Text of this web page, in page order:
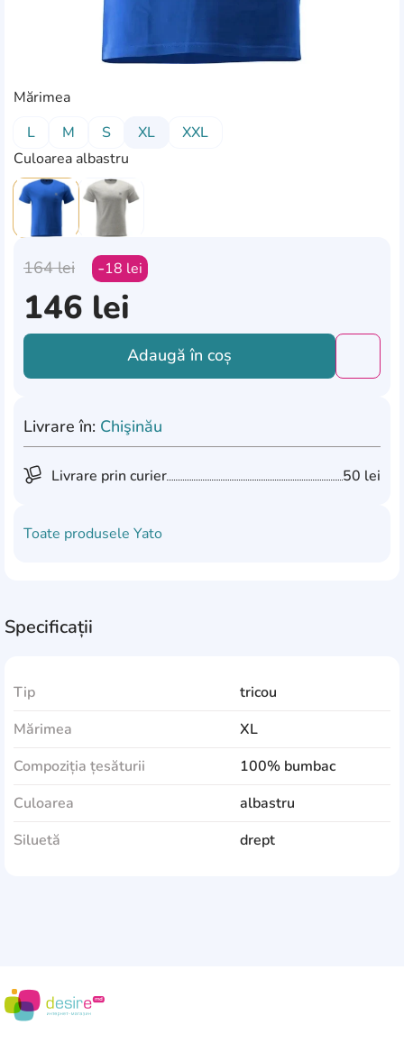
Culoarea albastru
Mărimea
L
M S XL XXL
164lei 18 lei
146 lei
Adaugă în coș
Livrare în: Chişinău
Livrare prin curier 50 lei
Toate produsele Yato
Specificații
Tip
tricou
Mărimea
XL
Compoziția țesăturii
100% bumbac
Culoarea
albastru
Siluetă
drept